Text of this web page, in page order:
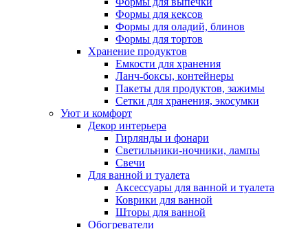
Формы для кексов
Формы для оладий, блинов
Формы для тортов
Хранение продуктов
Емкости для хранения
Ланч-боксы, контейнеры
Пакеты для продуктов, зажимы
Сетки для хранения, экосумки
Уют и комфорт
Декор интерьера
Гирлянды и фонари
Светильники-ночники, лампы
Свечи
Для ванной и туалета
Аксессуары для ванной и туалета
Коврики для ванной
Шторы для ванной
Обогреватели